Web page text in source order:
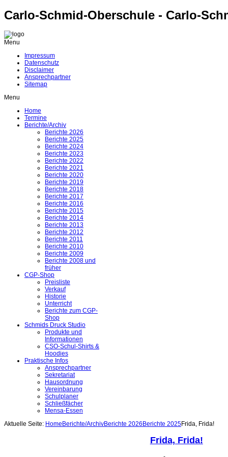
Carlo-Schmid-Oberschule - Carlo-
Menu
Impressum
Datenschutz
Disclaimer
Ansprechpartner
Sitemap
Menu
Home
Termine
Berichte/Archiv
Berichte 2026
Berichte 2025
Berichte 2024
Berichte 2023
Berichte 2022
Berichte 2021
Berichte 2020
Berichte 2019
Berichte 2018
Berichte 2017
Berichte 2016
Berichte 2015
Berichte 2014
Berichte 2013
Berichte 2012
Berichte 2011
Berichte 2010
Berichte 2009
Berichte 2008 und
früher
CGP-Shop
Preisliste
Verkauf
Historie
Unterricht
Berichte zum CGP-
Shop
Schmids Druck Studio
Produkte und
Informationen
CSO-Schul-Shirts &
Hoodies
Praktische Infos
Ansprechpartner
Sekretariat
Hausordnung
Vereinbarung
Schulplaner
Schließfächer
Mensa-Essen
Aktuelle Seite: Home Berichte/ArchivBerichte 2026 Berichte 2025Frida, Frida!
Frida, Frida!